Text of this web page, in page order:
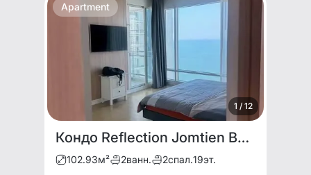
1 / 12
Apartment
Кондо Reflection Jomtien Beach Pattaya
102.93м² 2ванн. 2спал.19эт.